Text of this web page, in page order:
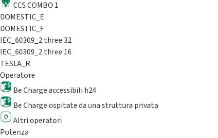
CCS COMBO 1
DOMESTIC_E
DOMESTIC_F
IEC_60309_2 three 32
IEC_60309_2 three 16
TESLA_R
Operatore
Be Charge accessibili h24
Be Charge ospitate da una struttura privata
Altri operatori
Potenza